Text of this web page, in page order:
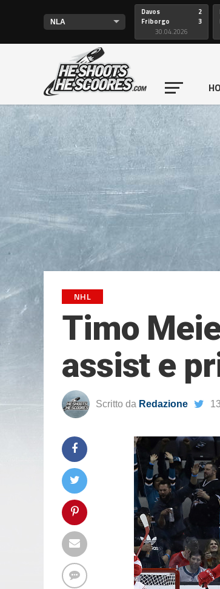
Davos
Friborgo
2
3
30.04.2026
NHL
Timo
assist e
Scritto da Redazione